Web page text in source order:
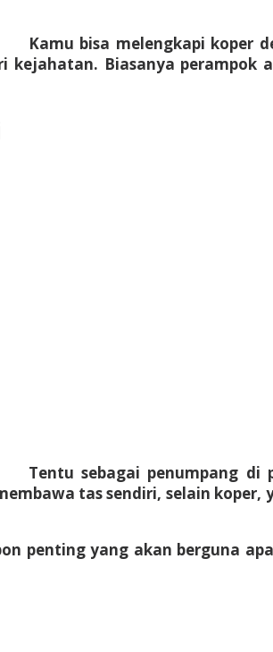
Kamu bisa melengkapi koper
Biasanya perampok
Tentu sebagai penumpang di
tas sendiri, selain koper,
penting yang akan berguna